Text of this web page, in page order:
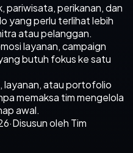
pariwisata, perikanan, dan
yang perlu terlihat lebih
atau pelanggan.
layanan, campaign
butuh fokus ke satu
layanan, atau portofolio
memaksa tim mengelola
awal.
·Disusun oleh Tim